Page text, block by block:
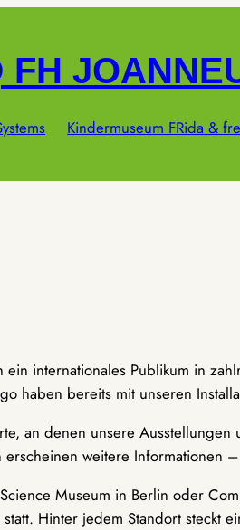
Kindermuseum FRida &
ein internationales Publikum in
haben bereits mit unseren
an denen unsere
erscheinen weitere Informationen
Museum in Berlin oder
Hinter jedem Standort steckt